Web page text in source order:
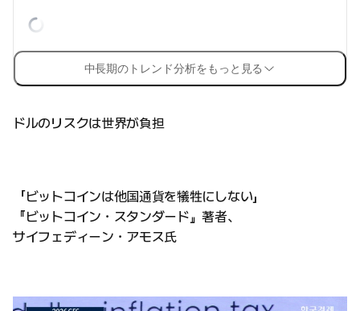
中長期のトレンド分析をもっと見る
ドルのリスクは世界が負担
「ビットコインは他国通貨を犠牲にしない」
『ビットコイン・スタンダード』著者、
サイフェディーン・アモス氏